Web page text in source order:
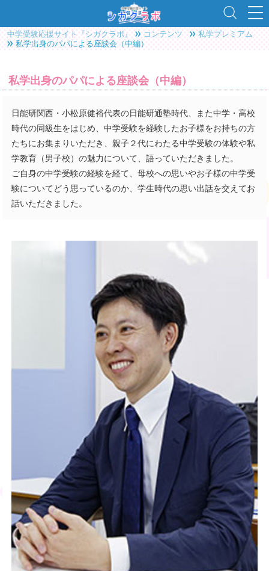
中学受験応援サイト『シガクラボ』 コンテンツ
私学プレミアム
私学出身のパパによる座談会（中編）
私学出身のパパによる座談会（中編）
日能研関西・小松原健裕代表の日能研通塾時代、また中学・高校
時代の同級生をはじめ、中学受験を経験したお子様をお持ちの方
たちにお集まりいただき、親子２代にわたる中学受験の体験や私
学教育（男子校）の魅力について、語っていただきました。
ご自身の中学受験の経験を経て、母校への思いやお子様の中学受
験についてどう思っているのか、学生時代の思い出話を交えてお
話いただきました。